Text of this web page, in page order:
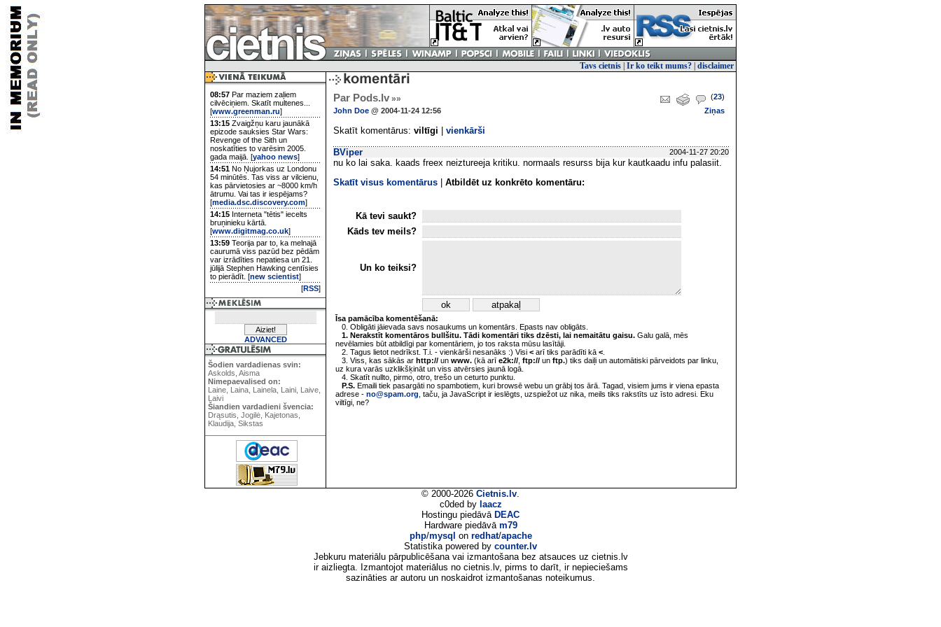
Tavs cietnis Ir ko teikt mums? disclaimer
08:57 Par maziem zaļiem
cilvēciņiem. Skatīt multenes...
[www.greenman.ru]
13:15 Zvaigžņu karu jaunākā
epizode sauksies Star Wars:
Revenge of the Sith un
noskatīties to varēsim 2005.
gada maijā. [yahoo news]
14:51 No Ņujorkas uz Londonu
54 minūtēs. Tas viss ar vilcienu,
kas pārvietosies ar ~8000 km/h
ātrumu. Vai tas ir iespējams?
[media.dsc.discovery.com]
14:15 Interneta "tētis" iecelts
bruņinieku kārtā.
[www.digitmag.co.uk]
13:59 Teorija par to, ka melnajā
caurumā viss pazūd bez pēdām
var izrādīties nepatiesa un 21.
jūlijā Stephen Hawking centīsies
to pierādīt. [new scientist]
[RSS]
ADVANCED
Šodien vardadienas svin:
Askolds, Aisma
Nimepaevalised on:
Laine, Laina, Lainela, Laini, Laive,
Laivi
Šiandien vardadieni švencia:
Drąsutis, Jogilė, Kajetonas,
Klaudija, Sikstas
Par Pods.lv »» (23)
John Doe @ 2004-11-24 12:56 Ziņas
Skatīt komentārus: viltīgi vienkārši
BViper 2004-11-27 20:20
nu ko lai saka. kaads freex neiztureeja kritiku. normaals resurss bija kur kautkaadu infu palasiit.
Skatīt visus komentārus
Atbildēt uz konkrēto komentāru:
Kā tevi saukt?
Kāds tev meils?
Un ko teiksi?
Īsa pamācība komentēšanā:
0. Obligāti jāievada savs nosaukums un komentārs. Epasts nav obligāts.
1. Nerakstīt komentāros bullšitu. Tādi komentāri tiks dzēsti, lai nemaitātu gaisu. Galu galā, mēs
nevēlamies būt atbildīgi par komentāriem, jo tos raksta mūsu lasītāji.
2. Tagus lietot nedrīkst. T.i. - vienkārši nesanāks :) Visi < arī tiks parādīti kā <
3. Viss, kas sākās ar http:// un www. (kā arī e2k:// ftp:// un ftp.) tiks daiļi un automātiski pārveidots par linku,
uz kura varās uzklikšķināt un viss atvērsies jaunā logā.
4. Skatīt nullto, pirmo, otro, trešo un ceturto punktu.
P.S. Emaili tiek pasargāti no spambotiem, kuri browsē webu un grābj tos ārā. Tagad, visiem jums ir viena epasta
adrese - no@spam.org , taču, ja JavaScript ir ieslēgts, uzspiežot uz nika, meils tiks rakstīts uz īsto adresi. Eku
viltīgi, ne?
© 2000-2026 Cietnis.lv.
c0ded by laacz
Hostingu piedāvā DEAC
Hardware piedāvā m79
php/mysql on redhat/apache
Statistika powered by counter.lv
Jebkuru materiālu pārpublicēšana vai izmantošana bez atsauces uz cietnis.lv
ir aizliegta. Izmantojot materiālus no cietnis.lv, pirms to darīt, ir nepieciešams
sazināties ar autoru un noskaidrot izmantošanas noteikumus.